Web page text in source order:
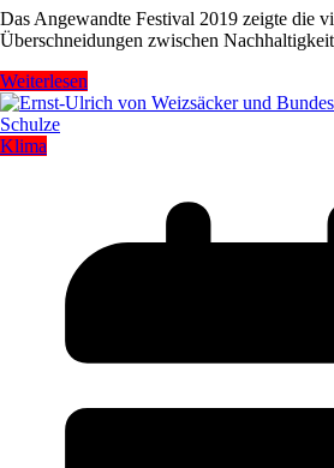
Das Angewandte Festival 2019 zeigte die
Überschneidungen zwischen
Weiterlesen
Klima